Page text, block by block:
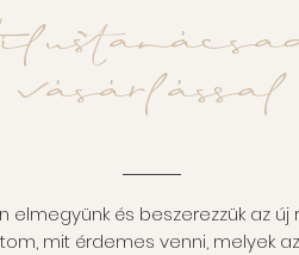
vásárlással
elmegyünk és beszerezzük az új
mit érdemes venni, melyek